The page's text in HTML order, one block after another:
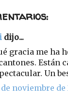
dijo...
gracia me ha
Están
Un
noviembre de